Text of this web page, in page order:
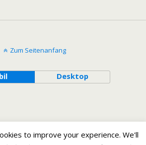
Zum Seitenanfang
Desktop
to improve your experience. We'll